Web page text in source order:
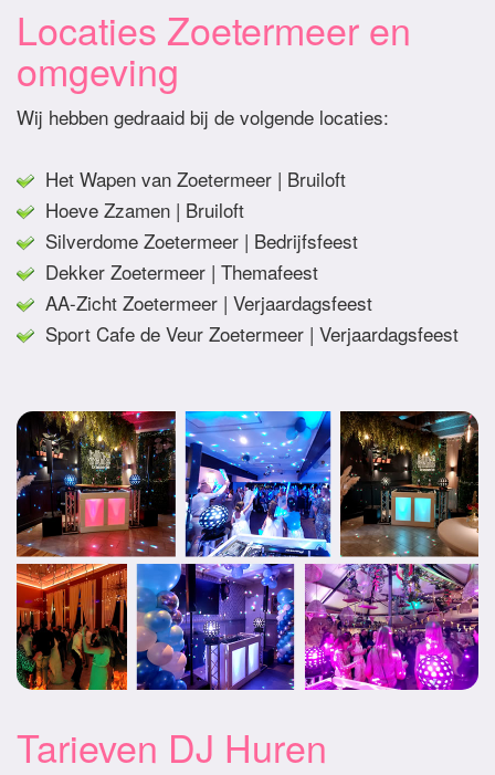
Locaties Zoetermeer en
omgeving
Wij hebben gedraaid bij de volgende locaties:
Het Wapen van Zoetermeer | Bruiloft
Hoeve Zzamen | Bruiloft
Silverdome Zoetermeer | Bedrijfsfeest
Dekker Zoetermeer | Themafeest
AA-Zicht Zoetermeer | Verjaardagsfeest
Sport Cafe de Veur Zoetermeer | Verjaardagsfeest
Tarieven DJ Huren